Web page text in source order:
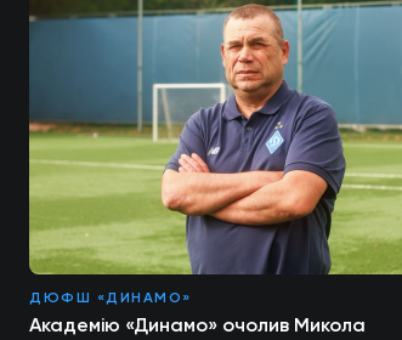
ДЮФШ «ДИНАМО»
Академію «Динамо» очолив Микола